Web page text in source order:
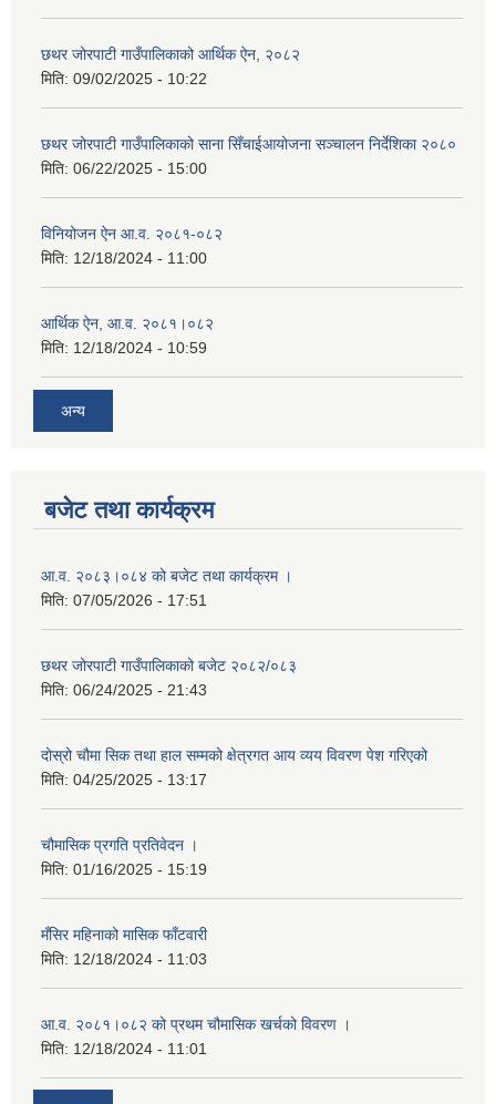
छथर जोरपाटी गाउँपालिकाको आर्थिक ऐन, २०८२
मिति: 09/02/2025 - 10:22
छथर जोरपाटी गाउँपालिकाको साना सिँचाईआयोजना सञ्चालन निर्देशिका २०८०
मिति: 06/22/2025 - 15:00
विनियोजन ऐन आ.व. २०८१-०८२
मिति: 12/18/2024 - 11:00
आर्थिक ऐन, आ.व. २०८१।०८२
मिति: 12/18/2024 - 10:59
अन्य
बजेट तथा कार्यक्रम
आ.व. २०८३।०८४ को बजेट तथा कार्यक्रम ।
मिति: 07/05/2026 - 17:51
छथर जोरपाटी गाउँपालिकाको बजेट २०८२/०८३
मिति: 06/24/2025 - 21:43
दोस्रो चौमा सिक तथा हाल सम्मको क्षेत्रगत आय व्यय विवरण पेश गरिएको
मिति: 04/25/2025 - 13:17
चौमासिक प्रगति प्रतिवेदन ।
मिति: 01/16/2025 - 15:19
मँसिर महिनाको मासिक फाँटवारी
मिति: 12/18/2024 - 11:03
आ.व. २०८१।०८२ को प्रथम चौमासिक खर्चको विवरण ।
मिति: 12/18/2024 - 11:01